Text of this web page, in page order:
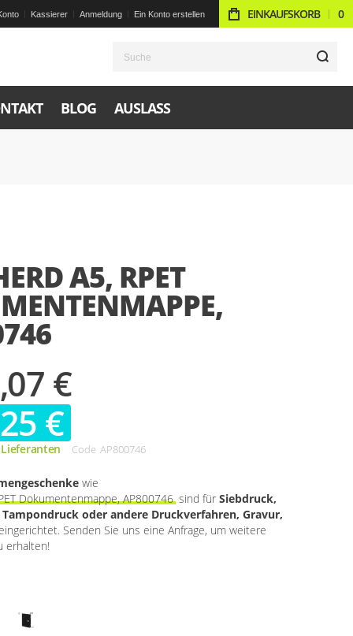
Kassierer Anmeldung Ein Konto erstellen EINKAUFSKORB 0
BLOG AUSLASS
A5, RPET
€
€
Code AP800746
wie
Dokumentenmappe, AP800746 sind fürSiebdruck,
oder andere Druckverfahren, Gravur,
Senden Sie uns eine Anfrage, um weitere
erhalten!